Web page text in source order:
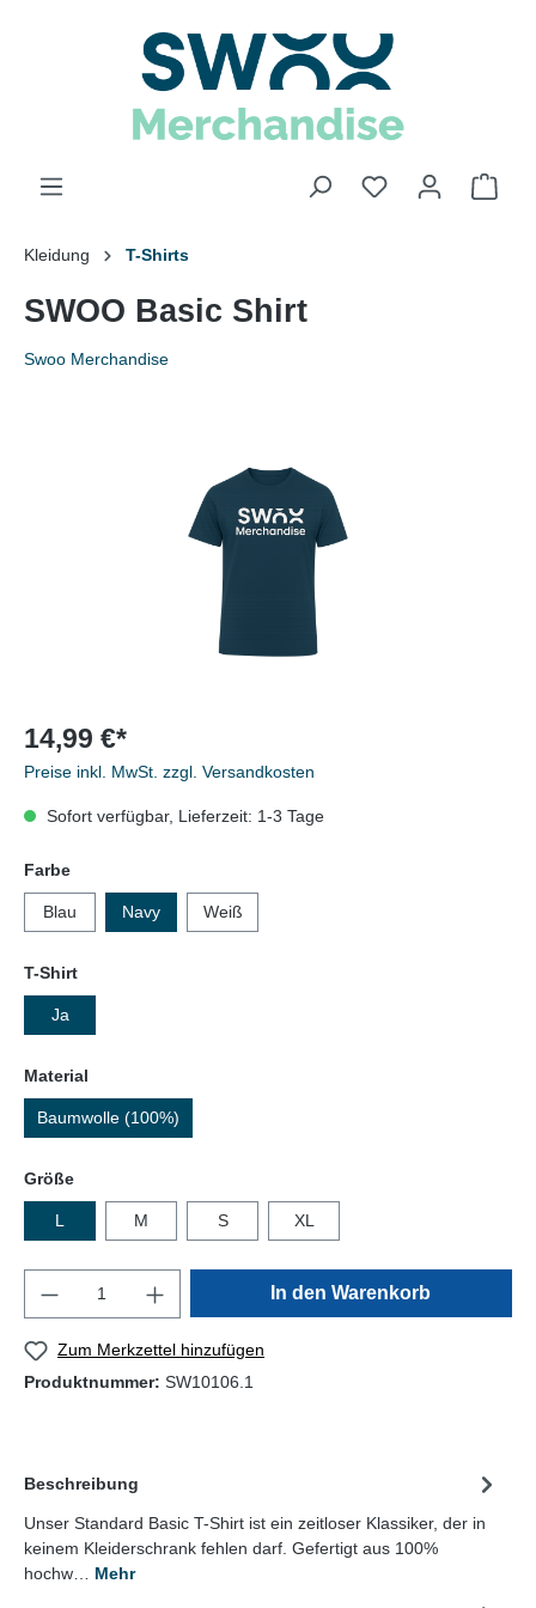
Kleidung T-Shirts
SWOO Basic Shirt
Swoo Merchandise
14,99 €*
Preise inkl. MwSt. zzgl. Versandkosten
Sofort verfügbar, Lieferzeit: 1-3 Tage
Farbe
Blau Navy Weiß
T-Shirt
Ja
Material
Baumwolle (100%)
Größe
L M S XL
In den Warenkorb
Zum Merkzettel hinzufügen
Produktnummer: SW10106.1
Beschreibung
Unser Standard Basic T-Shirt ist ein zeitloser Klassiker, der in
keinem Kleiderschrank fehlen darf. Gefertigt aus 100%
hochw… Mehr